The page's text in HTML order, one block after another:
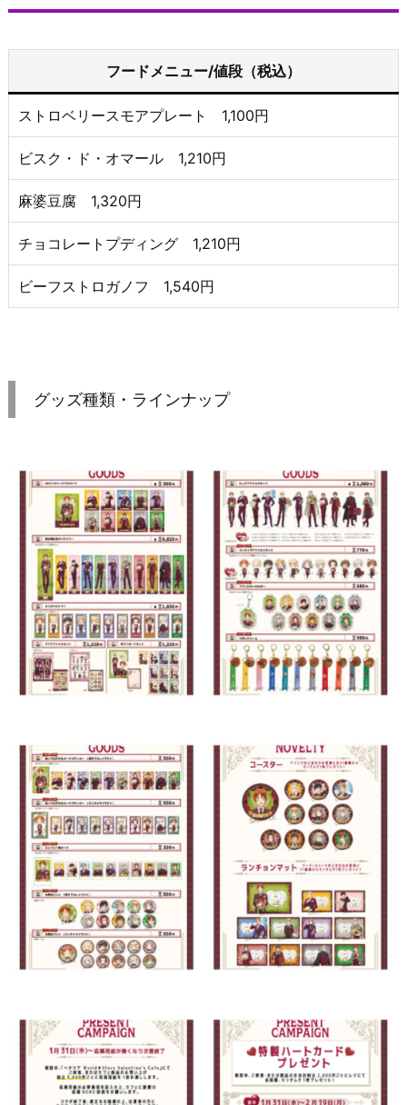
フードメニュー/値段（税込）
ストロベリースモアプレート 1,100円
ビスク・ド・オマール 1,210円
麻婆豆腐 1,320円
チョコレートプディング 1,210円
ビーフストロガノフ 1,540円
グッズ種類・ラインナップ